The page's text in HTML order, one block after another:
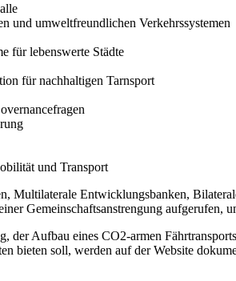
und umweltfreundlichen Verkehrssystemen
für lebenswerte Städte
für nachhaltigen Tarnsport
und Transport
Multilaterale Entwicklungsbanken,
Gemeinschaftsanstrengung aufgerufen,
der Aufbau eines CO2-armen
bieten soll, werden auf der Website